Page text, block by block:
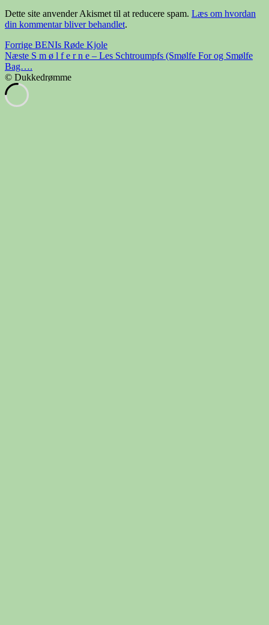
Dette site anvender Akismet til at reducere spam. Læs om hvordan
din kommentar bliver behandlet.
Indlægsnavigation
Forrige Forrige
indlæg:
BENIs Røde Kjole
Næste Næste
S m ø l f e r n e – Les Schtroumpfs (Smølfe For og Smølfe
Bag….
© Dukkedrømme